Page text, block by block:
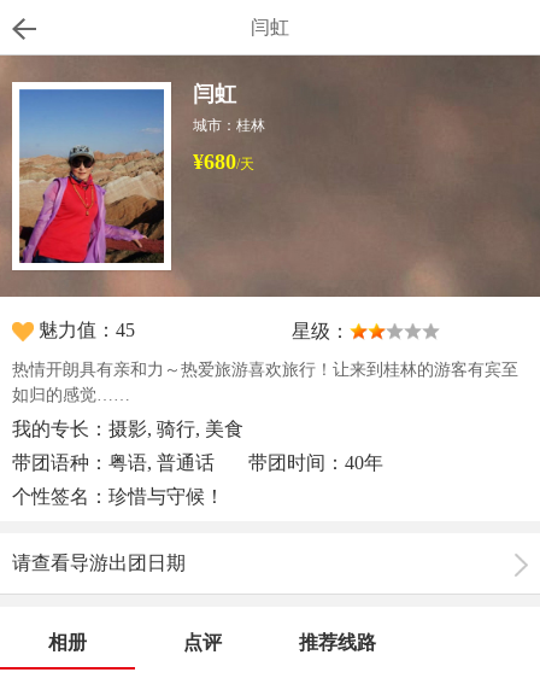
闫虹
闫虹
城市：桂林
¥680/天
魅力值：45 星级：
热情开朗具有亲和力～热爱旅游喜欢旅行！让来到桂林的游客有宾至
如归的感觉……
我的专长：摄影, 骑行, 美食
带团语种：粤语, 普通话
带团时间：40年
个性签名：珍惜与守候！
请查看导游出团日期
相册 点评 推荐线路